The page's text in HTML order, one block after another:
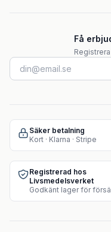
Få
Säker betalning
Kort · Klarna · Stripe
Registrerad hos
Livsmedelsverket